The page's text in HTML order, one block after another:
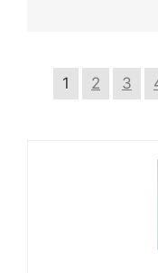
1 2 3